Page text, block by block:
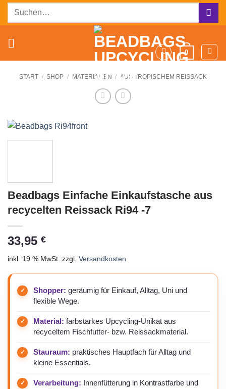
ZumSuchen
0
START / SHOP / MATERIALIEN / AUS TROPISCHEM REISSACK
Beadbags Einfache Einkaufstasche aus
recycelten Reissack Ri94 -7
33,95 €
inkl. 19 % MwSt. zzgl. Versandkosten
Shopper: geräumig für Einkauf, Alltag, Uni und
flexible Wege.
Material: farbstarkes Upcycling-Unikat aus
recyceltem Fischfutter- bzw. Reissackmaterial.
Stauraum: praktisches Hauptfach für Alltag und
kleine Essentials.
Verarbeitung: Innenfütterung in Kontrastfarbe und